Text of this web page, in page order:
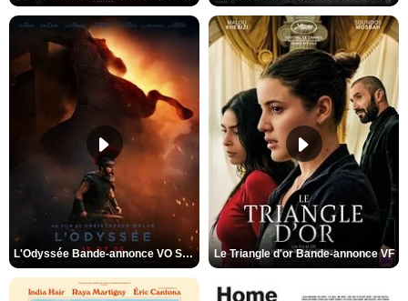
L'Odyssée Bande-annonce VO STFR Le Triangle d'or Bande-annonce VF